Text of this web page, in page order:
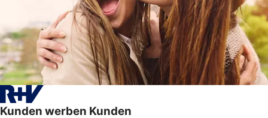
Kunden werben Kunden